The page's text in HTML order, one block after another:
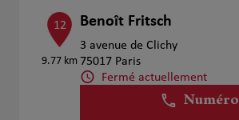
12
9.77 km
Benoît Fritsch
3 avenue de Clichy
75017 Paris
Fermé actuellement
Numéro